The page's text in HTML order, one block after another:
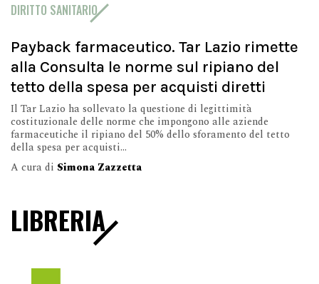
DIRITTO SANITARIO
Payback farmaceutico. Tar Lazio rimette
alla Consulta le norme sul ripiano del
tetto della spesa per acquisti diretti
Il Tar Lazio ha sollevato la questione di legittimità
costituzionale delle norme che impongono alle aziende
farmaceutiche il ripiano del 50% dello sforamento del tetto
della spesa per acquisti...
A cura di Simona Zazzetta
LIBRERIA